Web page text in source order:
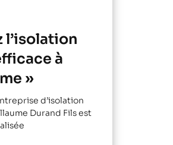
l’isolation
à
»
d’isolation
Durand Fils est